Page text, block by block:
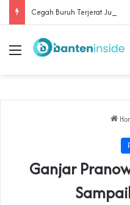
Menu
Ganjar